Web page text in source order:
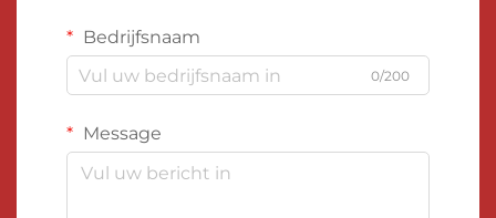
Bedrijfsnaam
0/200
Message